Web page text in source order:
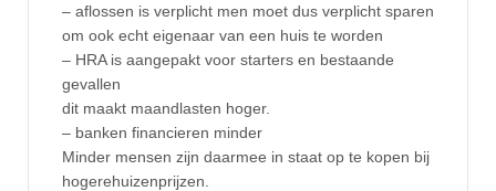
– aflossen is verplicht men moet dus verplicht sparen
om ook echt eigenaar van een huis te worden
– HRA is aangepakt voor starters en bestaande
gevallen
dit maakt maandlasten hoger.
– banken financieren minder
Minder mensen zijn daarmee in staat op te kopen bij
hogerehuizenprijzen.